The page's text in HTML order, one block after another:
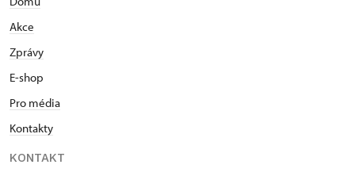
Akce
Zprávy
E-shop
Pro média
Kontakty
KONTAKT